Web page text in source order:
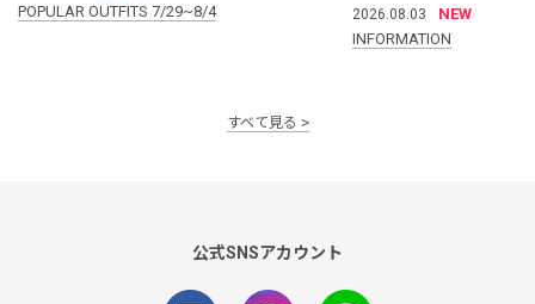
POPULAR OUTFITS 7/29~8/4
2026.08.03
NEW
INFORMATION
すべて見る
公式SNSアカウント